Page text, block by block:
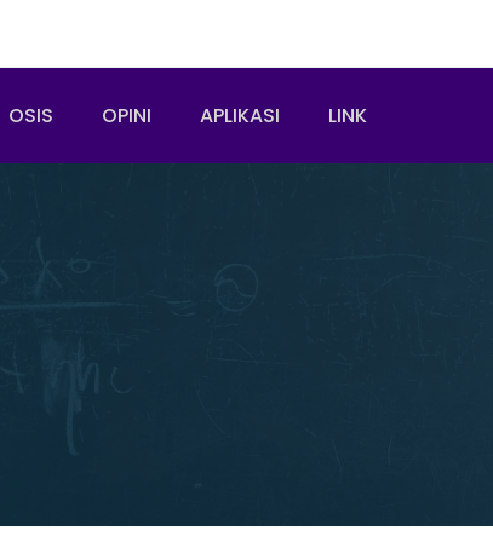
OSIS OPINI APLIKASI LINK